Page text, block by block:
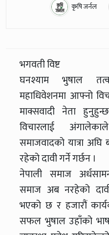
कृषि जर्नल
भगवती विष्ट
घनश्याम भुषाल
महाधिवेशनमा आफ्नो
माक्सवादी नेता
विचारलाई
समाजवादको यात्रा अघि
रहेको दावी गर्ने गर्छन ।
नेपाली समाज
समाज अब नरहेको
भएको छ र हजारौं
सफल भुषाल उहाँको